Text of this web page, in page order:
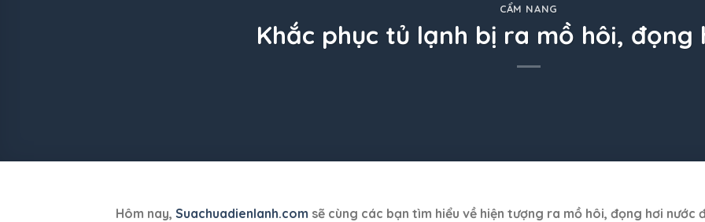
CẨM NANG
Khắc phục tủ lạnh bị ra mồ hôi, đọng
Hôm nay, Suachuadienlanh.com sẽ cùng các bạn tìm hiểu về hiện tượng ra mồ hôi, đọng hơi nước